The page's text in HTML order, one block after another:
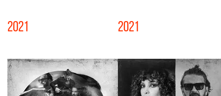
2021 2021